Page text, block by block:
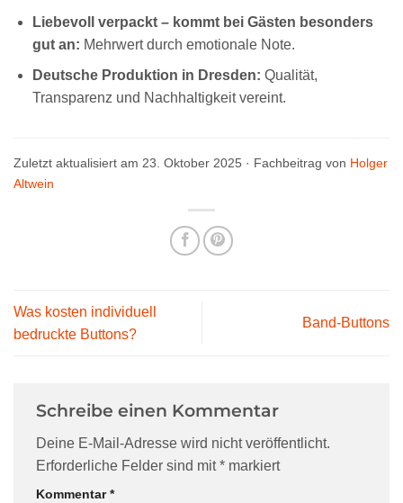
Liebevoll verpackt – kommt bei Gästen besonders
gut an: Mehrwert durch emotionale Note.
Deutsche Produktion in Dresden: Qualität,
Transparenz und Nachhaltigkeit vereint.
Zuletzt aktualisiert am 23. Oktober 2025 · Fachbeitrag von Holger
Altwein
Was kosten individuell
bedruckte Buttons?
Band-Buttons
Schreibe einen Kommentar
Deine E-Mail-Adresse wird nicht veröffentlicht.
Erforderliche Felder sind mit* markiert
Kommentar*